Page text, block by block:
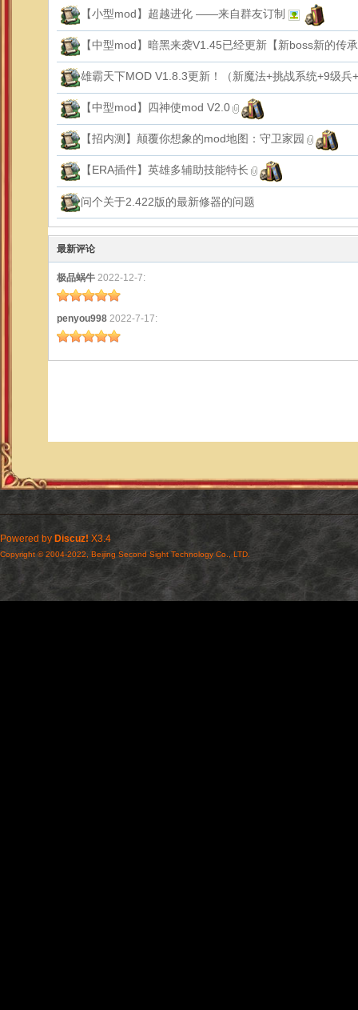
【小型mod】超越进化 ——来自群友订制
【中型mod】暗黑来袭V1.45已经更新【新boss新的传
雄霸天下MOD V1.8.3更新！（新魔法+挑战系统+9级兵
【中型mod】四神使mod V2.0
【招内测】颠覆你想象的mod地图：守卫家园
【ERA插件】英雄多辅助技能特长
问个关于2.422版的最新修器的问题
最新评论
极品蜗牛 2022-12-7:
penyou998 2022-7-17:
Powered by Discuz! X3.4
Copyright © 2004-2022, Beijing Second Sight Technology Co., LTD.